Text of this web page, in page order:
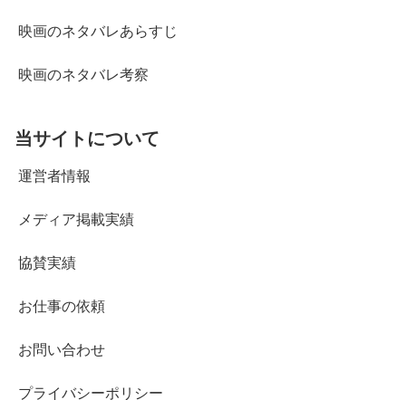
映画のネタバレあらすじ
映画のネタバレ考察
当サイトについて
運営者情報
メディア掲載実績
協賛実績
お仕事の依頼
お問い合わせ
プライバシーポリシー